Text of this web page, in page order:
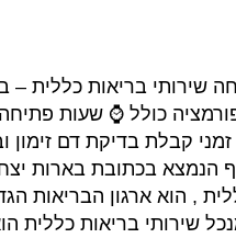
שירותי בריאות כללית –
כולל ⌚ שעות
זמני קבלת בדיקת דם זימון
הנמצא בכתובת בארות
, הוא ארגון הבריאות
שירותי בריאות כללית